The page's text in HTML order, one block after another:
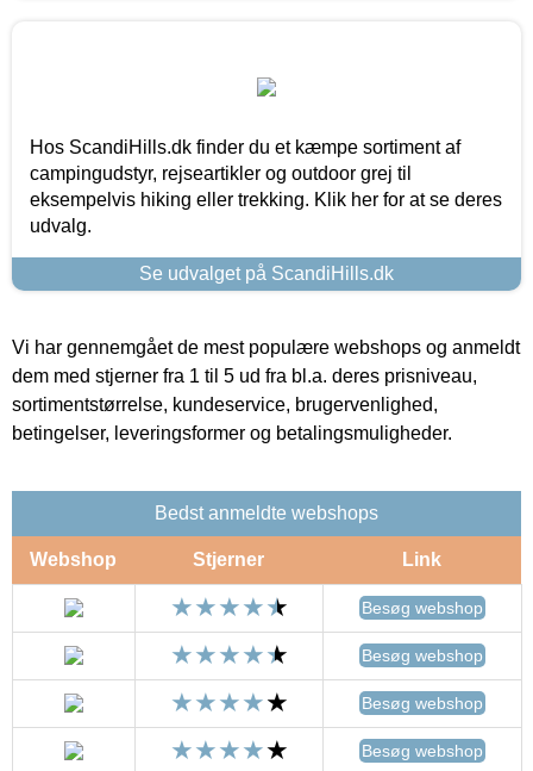
Hos ScandiHills.dk finder du et kæmpe sortiment af
campingudstyr, rejseartikler og outdoor grej til
eksempelvis hiking eller trekking. Klik her for at se deres
udvalg.
Se udvalget på ScandiHills.dk
Vi har gennemgået de mest populære webshops og anmeldt
dem med stjerner fra 1 til 5 ud fra bl.a. deres prisniveau,
sortimentstørrelse, kundeservice, brugervenlighed,
betingelser, leveringsformer og betalingsmuligheder.
Bedst anmeldte webshops
Webshop Stjerner Link
Besøg webshop
Besøg webshop
Besøg webshop
Besøg webshop